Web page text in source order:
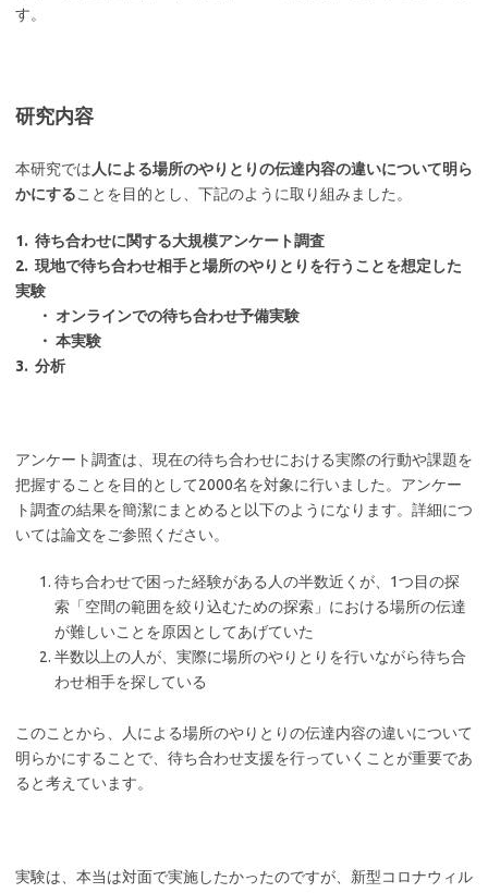
す。
研究内容
本研究では 人による場所のやりとりの伝達内容の違いについて明ら
かにすることを目的とし、下記のように取り組みました。
1. 待ち合わせに関する大規模アンケート調査
2. 現地で待ち合わせ相手と場所のやりとりを行うことを想定した
実験
・ オンラインでの待ち合わせ予備実験
・ 本実験
3. 分析
アンケート調査は、現在の待ち合わせにおける実際の行動や課題を
把握することを目的として2000名を対象に行いました。アンケー
ト調査の結果を簡潔にまとめると以下のようになります。詳細につ
いては論文をご参照ください。
待ち合わせで困った経験がある人の半数近くが、1つ目の探
索「空間の範囲を絞り込むための探索」における場所の伝達
が難しいことを原因としてあげていた
半数以上の人が、実際に場所のやりとりを行いながら待ち合
わせ相手を探している
このことから、人による場所のやりとりの伝達内容の違いについて
明らかにすることで、待ち合わせ支援を行っていくことが重要であ
ると考えています。
実験は、本当は対面で実施したかったのですが、新型コロナウィル